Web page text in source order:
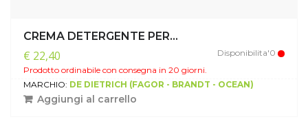
CREMA DETERGENTE PER...
€ 22,40
Disponibilita'0
Prodotto ordinabile con consegna in 20 giorni.
MARCHIO: DE DIETRICH (FAGOR - BRANDT - OCEAN)
Aggiungi al carrello